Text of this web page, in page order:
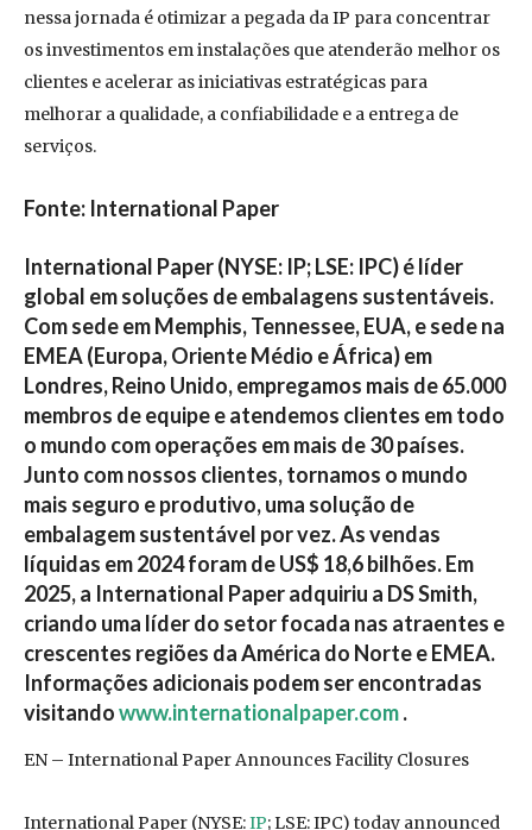
nessa jornada é otimizar a pegada da IP para concentrar
os investimentos em instalações que atenderão melhor os
clientes e acelerar as iniciativas estratégicas para
melhorar a qualidade, a confiabilidade e a entrega de
serviços.
Fonte: International Paper
International Paper (NYSE: IP; LSE: IPC) é líder
global em soluções de embalagens sustentáveis.
Com sede em Memphis, Tennessee, EUA, e sede na
EMEA (Europa, Oriente Médio e África) em
Londres, Reino Unido, empregamos mais de 65.000
membros de equipe e atendemos clientes em todo
o mundo com operações em mais de 30 países.
Junto com nossos clientes, tornamos o mundo
mais seguro e produtivo, uma solução de
embalagem sustentável por vez. As vendas
líquidas em 2024 foram de US$ 18,6 bilhões. Em
2025, a International Paper adquiriu a DS Smith,
criando uma líder do setor focada nas atraentes e
crescentes regiões da América do Norte e EMEA.
Informações adicionais podem ser encontradas
visitandowww.internationalpaper.com.
EN – International Paper Announces Facility Closures
International Paper (NYSE:IP; LSE: IPC) today announced